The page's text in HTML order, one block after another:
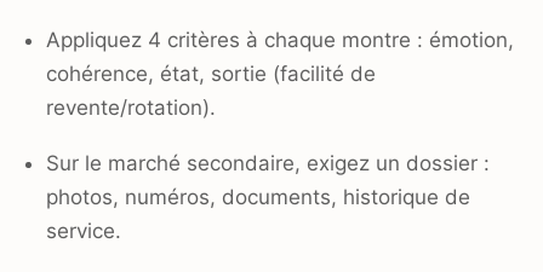
Appliquez 4 critères à chaque montre : émotion,
cohérence, état, sortie (facilité de
revente/rotation).
Sur le marché secondaire, exigez un dossier :
photos, numéros, documents, historique de
service.